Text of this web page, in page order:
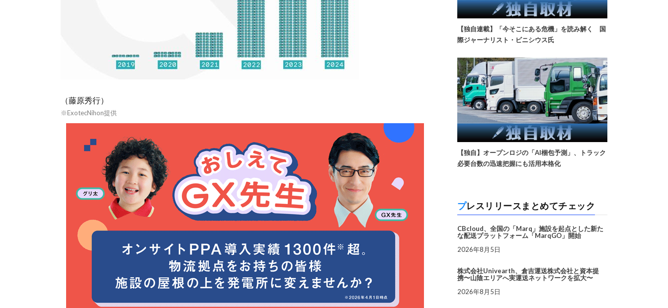
（藤原秀行）
※ExotecNihon提供
【独自連載】「今そこにある危機」を読み解く 国
際ジャーナリスト・ビニシウス氏
【独自】オープンロジの「AI梱包予測」、トラック
必要台数の迅速把握にも活用本格化
プレスリリースまとめてチェック
CBcloud、全国の「Marq」施設を起点とした新た
な配送プラットフォーム「MarqGO」開始
2026年8月5日
株式会社Univearth、倉吉運送株式会社と資本提
携〜山陰エリアへ実運送ネットワークを拡大〜
2026年8月5日